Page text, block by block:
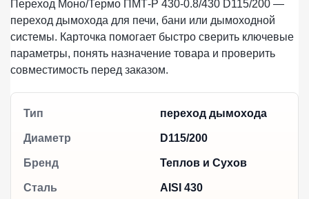
Переход Моно/Термо ПМТ-Р 430-0.8/430 D115/200 —
переход дымохода для печи, бани или дымоходной
системы. Карточка помогает быстро сверить ключевые
параметры, понять назначение товара и проверить
совместимость перед заказом.
Тип переход дымохода
Диаметр D115/200
Бренд Теплов и Сухов
Сталь AISI 430